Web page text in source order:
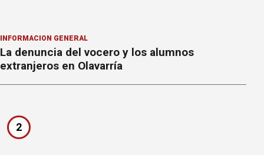
INFORMACION GENERAL
La denuncia del vocero y los alumnos
extranjeros en Olavarría
2